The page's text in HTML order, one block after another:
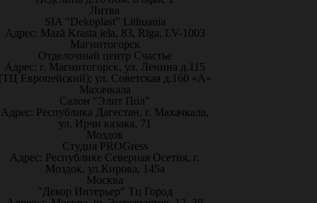
Литва
SIA "Dekoplast" Lithuania
Адрес: Mazā Krasta iela, 83, Rīga, LV-1003
Магнитогорск
Отделочный центр Счастье
Адрес: г. Магнитогорск, ул. Ленина д.115
Европейский); ул. Советская д.160 «А»
Махачкала
Салон "Элит Пол"
Адрес: Республика Дагестан, г. Махачкала,
ул. Ирчи казака, 71
Моздок
Студия PROGress
Адрес: Республике Северная Осетия, г.
Моздок, ул.Кирова, 145а
Москва
"Декор Интерьер" Тц Город